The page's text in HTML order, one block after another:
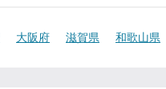
大阪府 滋賀県 和歌山県